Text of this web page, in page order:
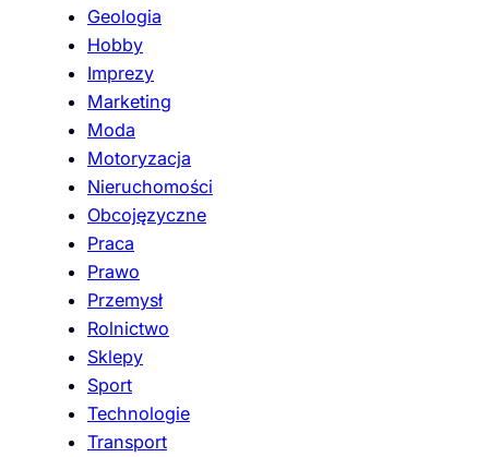
Geologia
Hobby
Imprezy
Marketing
Moda
Motoryzacja
Nieruchomości
Obcojęzyczne
Praca
Prawo
Przemysł
Rolnictwo
Sklepy
Sport
Technologie
Transport